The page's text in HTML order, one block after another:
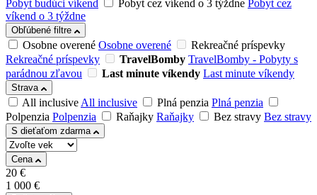
Pobyt budúci víkend
Pobyt cez víkend o 3 týždne Pobyt cez
víkend o 3 týždne
Obľúbené filtre
Osobne overené Osobne overené
Rekreačné príspevky
Rekreačné príspevky
TravelBomby TravelBomby - Pobyty s
parádnou zľavou
Last minute víkendy Last minute víkendy
Strava
All inclusiveAll inclusive Plná penzia Plná penzia
Polpenzia Polpenzia Raňajky Raňajky Bez stravy Bez stravy
S dieťaťom zdarma
Cena
20 €
1 000 €